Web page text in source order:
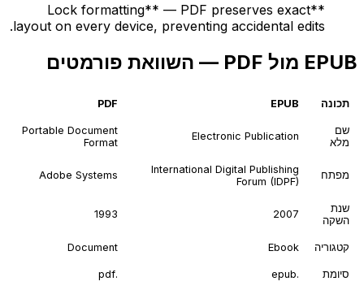
**Lock formatting** — PDF preserves exact
layout on every device, preventing accidental edits.
EPUB מול PDF — השוואת פורמטים
תכונה EPUB
PDF
שם
מלא
Electronic Publication
Portable Document
Format
מפתח
International Digital Publishing
Forum (IDPF)
Adobe Systems
שנת
השקה
2007
1993
קטגוריה Ebook
Document
סיומת .epub
.pdf